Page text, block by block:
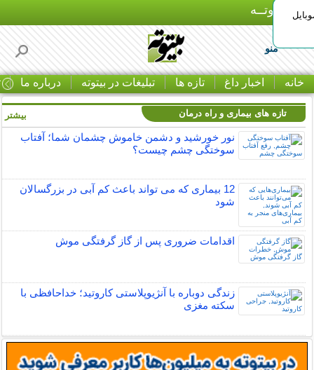
بـیتوتــه
منو
خانه اخبار داغ تازه ها تبلیغات در بیتوته درباره ما
تازه های بیماری و راه درمان
نور خورشید و دشمن خاموش چشمان شما؛ آفتاب
سوختگی چشم چیست؟
12 بیماری که می تواند باعث کم آبی در بزرگسالان
شود
اقدامات ضروری پس از گاز گرفتگی موش
زندگی دوباره با آنژیوپلاستی کاروتید؛ خداحافظی با
سکته مغزی
بیشتر